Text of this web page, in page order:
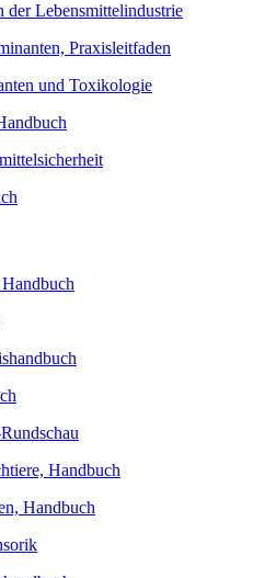
der Lebensmittelindustrie
Praxisleitfaden
und Toxikologie
Handbuch
Handbuch